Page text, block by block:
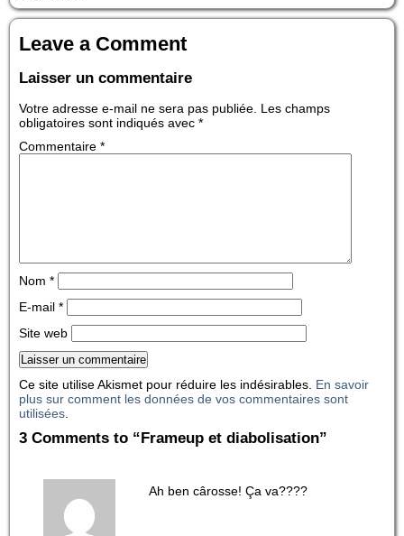
Leave a Comment
Laisser un commentaire
Votre adresse e-mail ne sera pas publiée. Les champs
obligatoires sont indiqués avec *
Commentaire *
Nom *
E-mail *
Site web
Ce site utilise Akismet pour réduire les indésirables. En savoir
plus sur comment les données de vos commentaires sont
utilisées
3 Comments to “Frameup et diabolisation”
Ah ben cârosse! Ça va????